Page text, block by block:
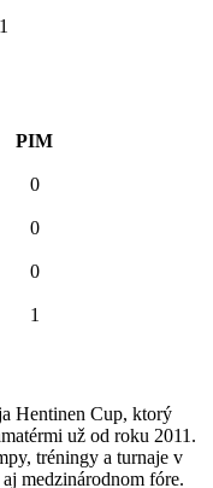
1
PIM
0
0
0
1
Hentinen Cup, ktorý
už od roku 2011.
tréningy a turnaje v
medzinárodnom fóre.